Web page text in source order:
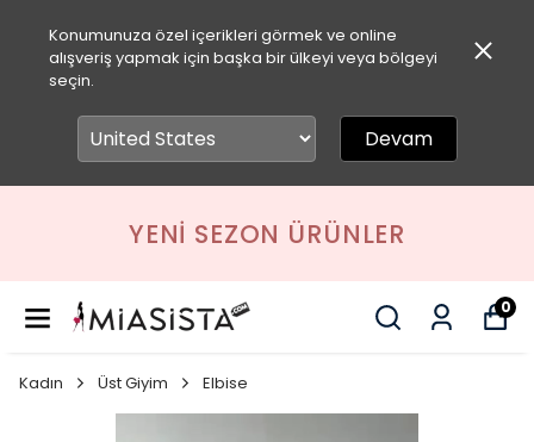
Konumunuza özel içerikleri görmek ve online
alışveriş yapmak için başka bir ülkeyi veya bölgeyi
seçin.
Devam
YENI SEZON ÜRÜNLER
0
Kadın Üst Giyim Elbise